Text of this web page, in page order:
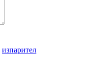
изпарител